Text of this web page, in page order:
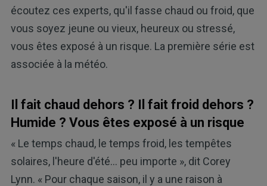
écoutez ces experts, qu'il fasse chaud ou froid, que
vous soyez jeune ou vieux, heureux ou stressé,
vous êtes exposé à un risque. La première série est
associée à la météo.
Il fait chaud dehors ? Il fait froid dehors ?
Humide ? Vous êtes exposé à un risque
« Le temps chaud, le temps froid, les tempêtes
solaires, l'heure d'été... peu importe », dit Corey
Lynn. « Pour chaque saison, il y a une raison à